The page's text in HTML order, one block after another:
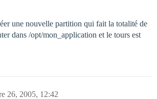
une nouvelle partition qui fait la totalité de
dans /opt/mon_application et le tours est
26, 2005, 12:42